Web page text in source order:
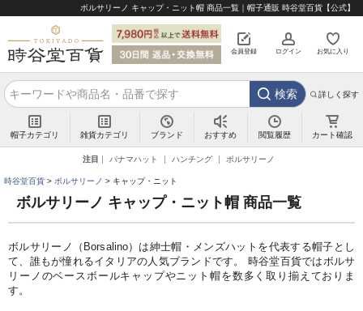
ボルサリーノ キャップ・ニット帽 商品一覧｜帽子通販 時谷堂百貨【公式】
会員登録 ログイン お気に入り
検索 詳しく探す
帽子カテゴリ 雑貨カテゴリ ブランド おすすめ 閲覧履歴 カート確認
注目 パナマハット ハンチング ボルサリーノ
時谷堂百貨 ボルサリーノ キャップ・ニット
ボルサリーノ キャップ・ニット帽 商品一覧
ボルサリーノ（Borsalino）は紳士帽・メンズハットを代表する帽子とし
て、誰もが憧れるイタリアの人気ブランドです。 時谷堂百貨ではボルサ
リーノのベースボールキャップやニット帽を数多く取り揃えておりま
す。